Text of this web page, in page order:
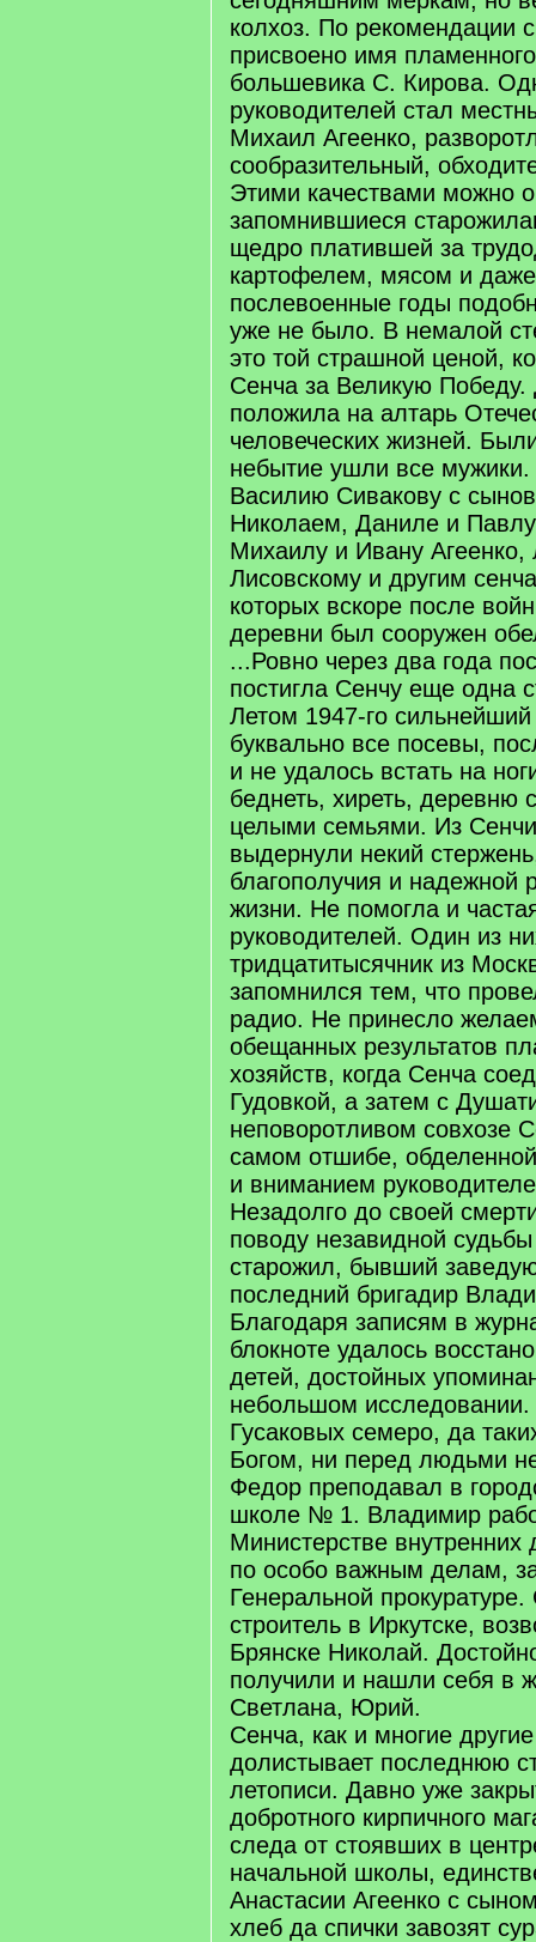
колхоз. По рекомендации
присвоено имя пламенного
большевика С. Кирова.
руководителей стал
Михаил Агеенко,
сообразительный,
Этими качествами можно
запомнившиеся
щедро платившей за
картофелем, мясом и
послевоенные годы
уже не было. В немалой
это той страшной ценой,
Сенча за Великую
положила на алтарь
человеческих жизней.
небытие ушли все мужики.
Василию Сивакову с
Николаем, Даниле и
Михаилу и Ивану Агеенко,
Лисовскому и другим
которых вскоре после
деревни был сооружен
...Ровно через два года
постигла Сенчу еще одна
Летом 1947-го
буквально все посевы,
и не удалось встать на
беднеть, хиреть, деревню
целыми семьями. Из
выдернули некий
благополучия и надежной
жизни. Не помогла и
руководителей. Один из
тридцатитысячник из
запомнился тем, что
радио. Не принесло
обещанных результатов
хозяйств, когда Сенча
Гудовкой, а затем с
неповоротливом совхозе
самом отшибе,
и вниманием
Незадолго до своей
поводу незавидной
старожил, бывший
последний бригадир
Благодаря записям в
блокноте удалось
детей, достойных
небольшом
Гусаковых семеро, да
Богом, ни перед людьми
Федор преподавал в
школе № 1. Владимир
Министерстве
по особо важным делам,
Генеральной
строитель в Иркутске,
Брянске Николай.
получили и нашли себя в
Светлана, Юрий.
Сенча, как и многие
долистывает последнюю
летописи. Давно уже
добротного кирпичного
следа от стоявших в
начальной школы,
Анастасии Агеенко с
хлеб да спички завозят